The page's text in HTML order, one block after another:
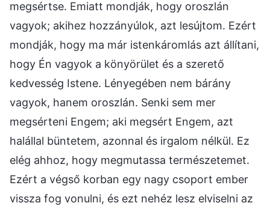
megsértse. Emiatt mondják, hogy oroszlán
vagyok; akihez hozzányúlok, azt lesújtom. Ezért
mondják, hogy ma már istenkáromlás azt állítani,
hogy Én vagyok a könyörület és a szerető
kedvesség Istene. Lényegében nem bárány
vagyok, hanem oroszlán. Senki sem mer
megsérteni Engem; aki megsért Engem, azt
halállal büntetem, azonnal és irgalom nélkül. Ez
elég ahhoz, hogy megmutassa természetemet.
Ezért a végső korban egy nagy csoport ember
vissza fog vonulni, és ezt nehéz lesz elviselni az